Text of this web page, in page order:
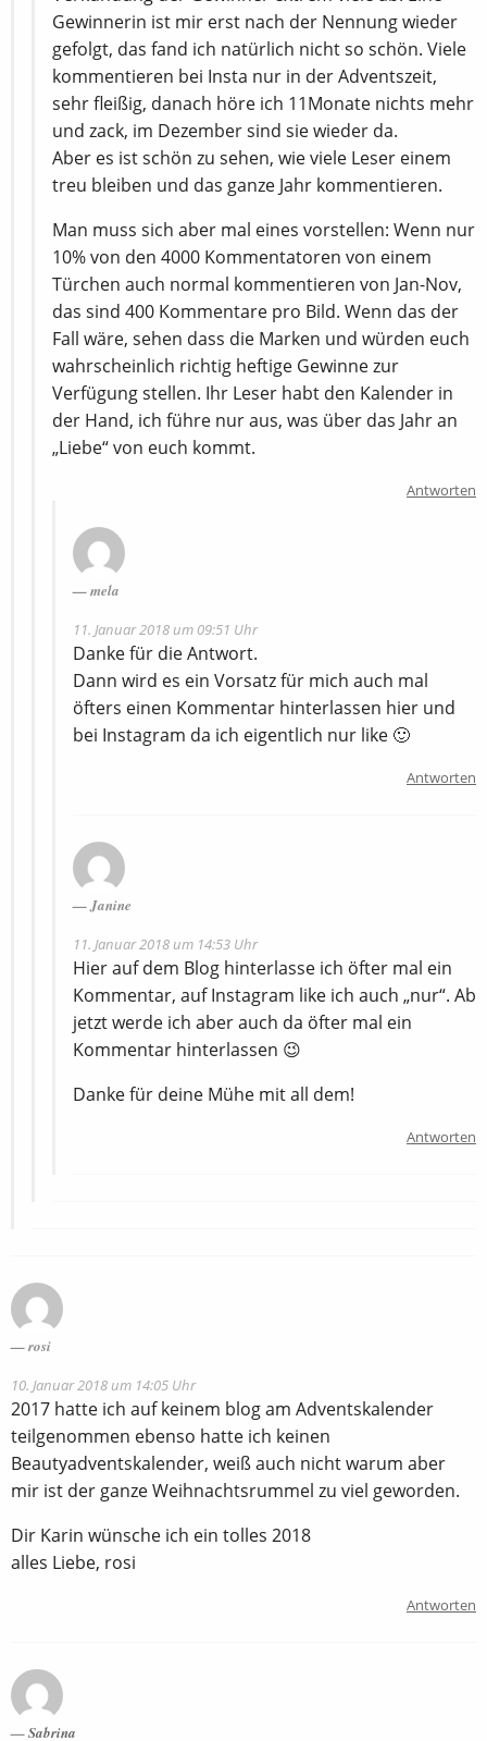
Gewinnerin ist mir erst nach der Nennung wieder
gefolgt, das fand ich natürlich nicht so schön. Viele
kommentieren bei Insta nur in der Adventszeit,
sehr fleißig, danach höre ich 11Monate nichts mehr
und zack, im Dezember sind sie wieder da.
Aber es ist schön zu sehen, wie viele Leser einem
treu bleiben und das ganze Jahr kommentieren.
Man muss sich aber mal eines vorstellen: Wenn nur
10% von den 4000 Kommentatoren von einem
Türchen auch normal kommentieren von Jan-Nov,
das sind 400 Kommentare pro Bild. Wenn das der
Fall wäre, sehen dass die Marken und würden euch
wahrscheinlich richtig heftige Gewinne zur
Verfügung stellen. Ihr Leser habt den Kalender in
der Hand, ich führe nur aus, was über das Jahr an
„Liebe“ von euch kommt.
Antworten
mela
11. Januar 2018 um 09:51 Uhr
Danke für die Antwort.
Dann wird es ein Vorsatz für mich auch mal
öfters einen Kommentar hinterlassen hier und
bei Instagram da ich eigentlich nur like 🙂
Antworten
Janine
11. Januar 2018 um 14:53 Uhr
Hier auf dem Blog hinterlasse ich öfter mal ein
Kommentar, auf Instagram like ich auch „nur“. Ab
jetzt werde ich aber auch da öfter mal ein
Kommentar hinterlassen 😉
Danke für deine Mühe mit all dem!
Antworten
rosi
10. Januar 2018 um 14:05 Uhr
2017 hatte ich auf keinem blog am Adventskalender
teilgenommen ebenso hatte ich keinen
Beautyadventskalender, weiß auch nicht warum aber
mir ist der ganze Weihnachtsrummel zu viel geworden.
Dir Karin wünsche ich ein tolles 2018
alles Liebe, rosi
Antworten
Sabrina